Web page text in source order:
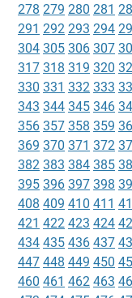
278 279 280 281
291 292 293 294
304 305 306 307
317 318 319 320
330 331 332 333
343 344 345 346
356 357 358 359
369 370 371 372
382 383 384 385
395 396 397 398
408 409 410 411
421 422 423 424
434 435 436 437
447 448 449 450
460 461 462 463